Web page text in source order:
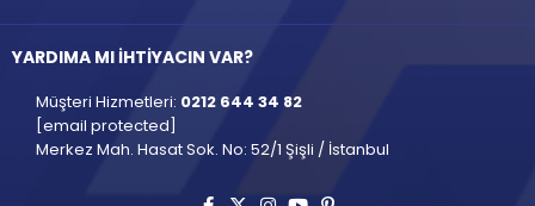
YARDIMA MI İHTİYACIN VAR?
Müşteri Hizmetleri: 0212 644 34 82
[email protected]
Merkez Mah. Hasat Sok. No: 52/1 Şişli / İstanbul